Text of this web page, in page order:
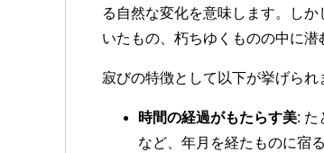
る自然な変化を意味します。し
いたもの、朽ちゆくものの中に潜
寂びの特徴として以下が挙げられ
時間の経過がもたらす美: た
など、年月を経たものに宿